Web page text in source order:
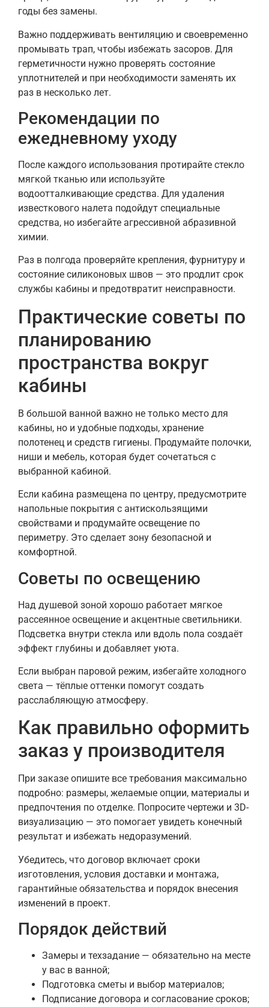
годы без замены.
Важно поддерживать вентиляцию и своевременно
промывать трап, чтобы избежать засоров. Для
герметичности нужно проверять состояние
уплотнителей и при необходимости заменять их
раз в несколько лет.
Рекомендации по
ежедневному уходу
После каждого использования протирайте стекло
мягкой тканью или используйте
водоотталкивающие средства. Для удаления
известкового налета подойдут специальные
средства, но избегайте агрессивной абразивной
химии.
Раз в полгода проверяйте крепления, фурнитуру и
состояние силиконовых швов — это продлит срок
службы кабины и предотвратит неисправности.
Практические советы по
планированию
пространства вокруг
кабины
В большой ванной важно не только место для
кабины, но и удобные подходы, хранение
полотенец и средств гигиены. Продумайте полочки,
ниши и мебель, которая будет сочетаться с
выбранной кабиной.
Если кабина размещена по центру, предусмотрите
напольные покрытия с антискользящими
свойствами и продумайте освещение по
периметру. Это сделает зону безопасной и
комфортной.
Советы по освещению
Над душевой зоной хорошо работает мягкое
рассеянное освещение и акцентные светильники.
Подсветка внутри стекла или вдоль пола создаёт
эффект глубины и добавляет уюта.
Если выбран паровой режим, избегайте холодного
света — тёплые оттенки помогут создать
расслабляющую атмосферу.
Как правильно оформить
заказ у производителя
При заказе опишите все требования максимально
подробно: размеры, желаемые опции, материалы и
предпочтения по отделке. Попросите чертежи и 3D-
визуализацию — это помогает увидеть конечный
результат и избежать недоразумений.
Убедитесь, что договор включает сроки
изготовления, условия доставки и монтажа,
гарантийные обязательства и порядок внесения
изменений в проект.
Порядок действий
Замеры и техзадание — обязательно на месте
у вас в ванной;
Подготовка сметы и выбор материалов;
Подписание договора и согласование сроков;